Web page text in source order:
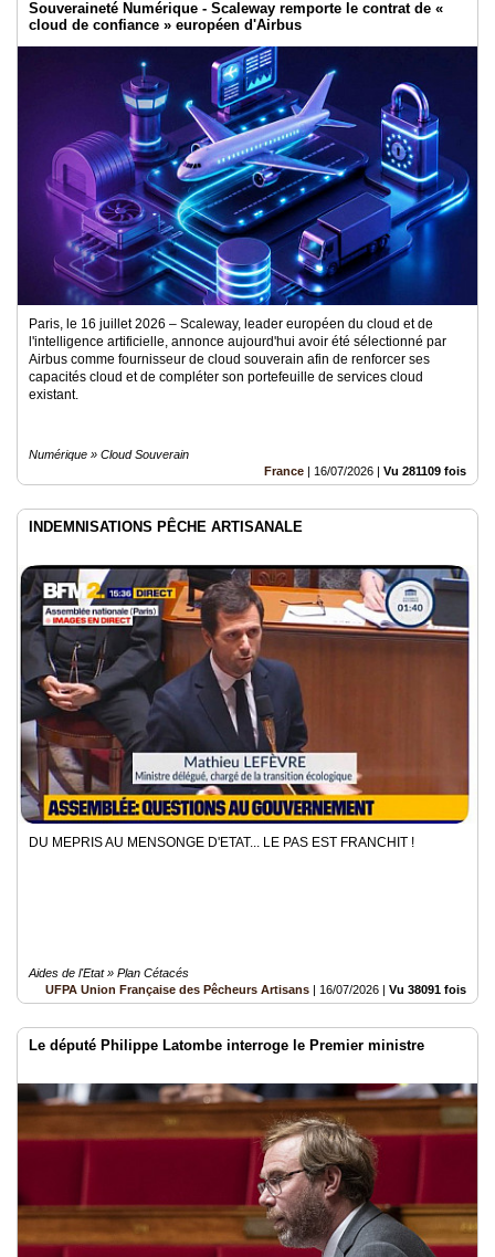
Souveraineté Numérique - Scaleway remporte le contrat de «
cloud de confiance » européen d'Airbus
Paris, le 16 juillet 2026 – Scaleway, leader européen du cloud et de
l'intelligence artificielle, annonce aujourd'hui avoir été sélectionné par
Airbus comme fournisseur de cloud souverain afin de renforcer ses
capacités cloud et de compléter son portefeuille de services cloud
existant.
Numérique » Cloud Souverain
France | 16/07/2026 | Vu 281109 fois
INDEMNISATIONS PÊCHE ARTISANALE
DU MEPRIS AU MENSONGE D'ETAT... LE PAS EST FRANCHIT !
Aides de l'Etat » Plan Cétacés
UFPA Union Française des Pêcheurs Artisans | 16/07/2026 | Vu 38091 fois
Le député Philippe Latombe interroge le Premier ministre